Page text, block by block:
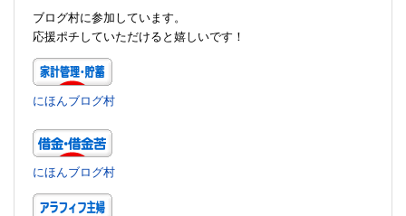
ブログ村に参加しています。
応援ポチしていただけると嬉しいです！
にほんブログ村
にほんブログ村